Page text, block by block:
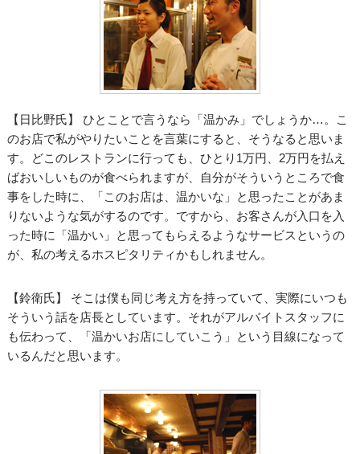
【日比野氏】 ひとことで言うなら「温かみ」でしょうか…。こ
のお店で私がやりたいことを言葉にすると、そうなると思いま
す。どこのレストランに行っても、ひとり1万円、2万円を払え
ばおいしいものが食べられますが、自分がそういうところで食
事をした時に、「このお店は、温かいな」と思ったことがあま
りないような気がするのです。ですから、お客さんが入口を入
った時に「温かい」と思ってもらえるようなサービスというの
が、私の考えるホスピタリティかもしれません。
【鈴衛氏】 そこは僕も同じ考え方を持っていて、実際にいつも
そういう話を店長としています。それがアルバイトスタッフに
も伝わって、「温かいお店にしていこう」という目線になって
いるんだと思います。